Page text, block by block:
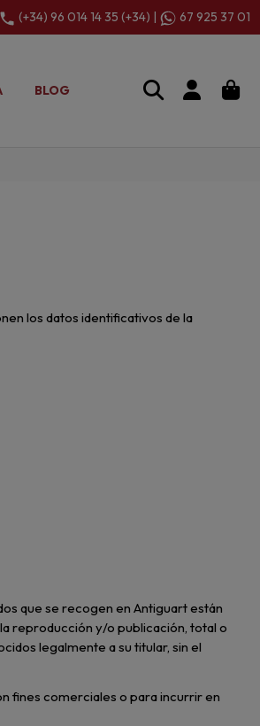
(+34) 96 014 14 35 (+34) | 67 925 37 01
BLOG
los datos identificativos de la
que se recogen en Antiguart están
reproducción y/o publicación, total o
legalmente a su titular, sin el
fines comerciales o para incurrir en